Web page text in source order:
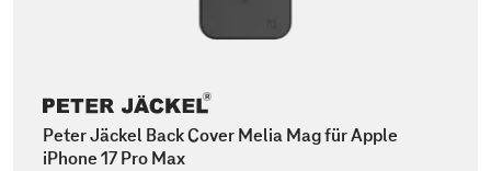
Peter Jäckel Back Cover Melia Mag für Apple
iPhone 17 Pro Max